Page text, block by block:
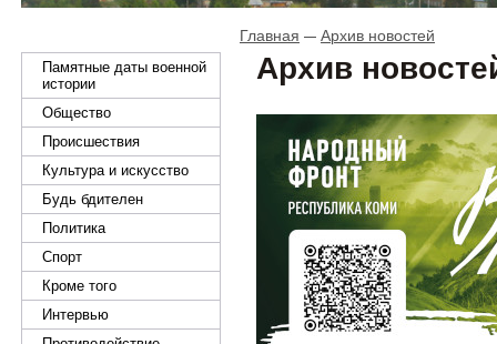
Памятные даты военной
истории
Общество
Происшествия
Культура и искусство
Будь бдителен
Политика
Спорт
Кроме того
Интервью
Главная Архив новостей
Архив